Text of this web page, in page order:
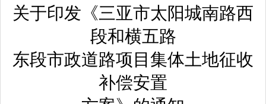
关于印发《三亚市太阳城南路西
段和横五路
东段市政道路项目集体土地征收
补偿安置